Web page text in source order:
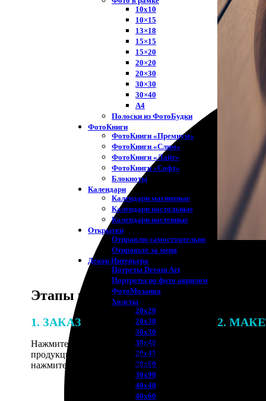
10х10
10×15
13×18
15×15
15×20
20×20
20×30
30×30
30×40
A4
Полоски из ФотоБудки
ФотоКниги
ФотоКниги «Премиум»
ФотоКниги «Слим»
ФотоКниги «Лайт»
ФотоКниги «Софт»
Блокноты
Календари
Календари магнитные
Календари настольные
Календари настенные
Открытки
Отправлю самостоятельно
Отправьте за меня
Декор Интерьера
Потреты Dream Art
Портреты по фото акрилом
ФотоМозаика
Холсты
20х20
20х30
30х30
30х40
20х45
30х60
30х90
40х40
40х60
Этапы работы
1. ЗАКАЗ
Нажмите «Сделать заказ», выберите тип
продукции, загрузите фотографии,
нажмите «Добавить в корзину».
2.